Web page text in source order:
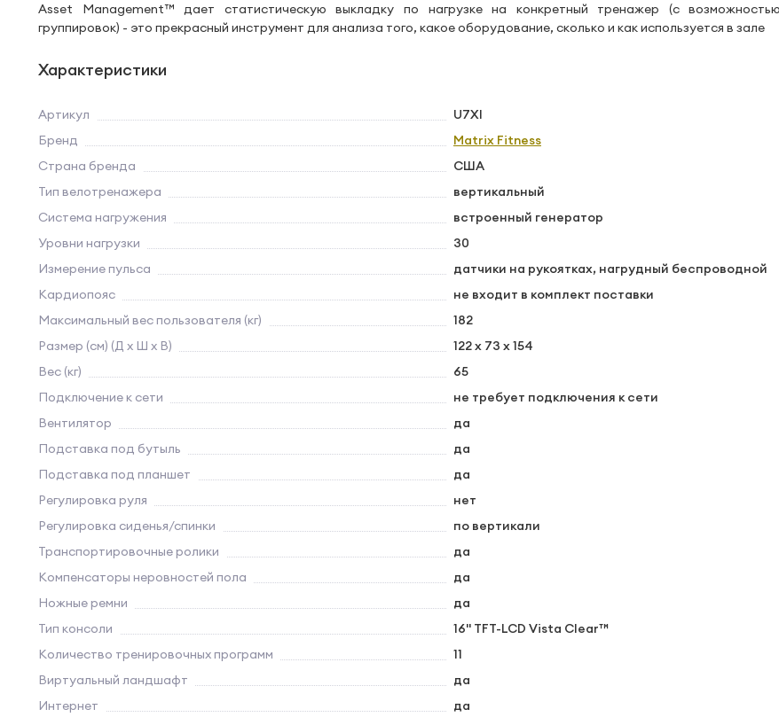
Asset Management™ дает статистическую выкладку по нагрузке на конкретный тренажер (с
группировок) - это прекрасный инструмент для анализа того, какое оборудование, сколько и как используется в зале
Характеристики
Артикул
U7XI
Бренд
Matrix Fitness
Страна бренда
США
Тип велотренажера
вертикальный
Система нагружения
встроенный генератор
Уровни нагрузки
30
Измерение пульса
датчики на рукоятках, нагрудный беспроводной
Кардиопояс
не входит в комплект поставки
Максимальный вес пользователя (кг)
182
Размер (см) (Д х Ш х В)
122 x 73 x 154
Вес (кг)
65
Подключение к сети
не требует подключения к сети
Вентилятор
да
Подставка под бутыль
да
Подставка под планшет
да
Регулировка руля
нет
Регулировка сиденья/спинки
по вертикали
Транспортировочные ролики
да
Компенсаторы неровностей пола
да
Ножные ремни
да
Тип консоли
16" TFT-LCD Vista Clear™
Количество тренировочных программ
11
Виртуальный ландшафт
да
Интернет
да